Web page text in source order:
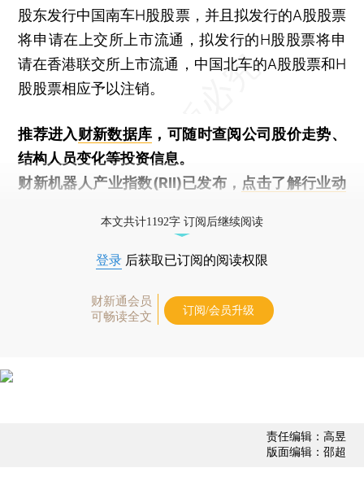
股东发行中国南车H股股票，并且拟发行的A股股票
将申请在上交所上市流通，拟发行的H股股票将申
请在香港联交所上市流通，中国北车的A股股票和H
股股票相应予以注销。
推荐进入财新数据库 ，可随时查阅公司股价走势、
结构人员变化等投资信息。
财新机器人产业指数(RII)已发布， 点击了解行业动
本文共计1192字 订阅后继续阅读
登录 后获取已订阅的阅读权限
财新通会员
可畅读全文
订阅/会员升级
责任编辑：高昱
版面编辑：邵超